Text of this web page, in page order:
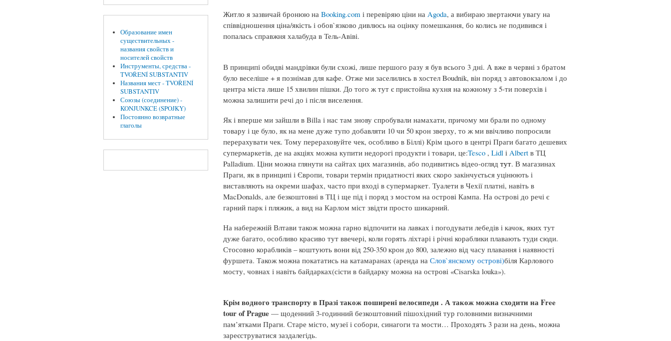
Образование имен
существительных -
названия свойств и
носителей свойств
Инструменты, средства -
TVOŘENÍ SUBSTANTIV
Названия мест - TVOŘENÍ
SUBSTANTIV
Союзы (соединение) -
KONJUNKCE (SPOJKY)
Постоянно возвратные
глаголы
Житло я зазвичай бронюю на Booking.com і перевіряю ціни на Agoda, а вибираю звертаючи увагу на
співвідношення ціна/якість і обов`язково дивлюсь на оцінку помешкання, бо колись не подивився і
попалась справжня халабуда в Тель-Авіві.
В принципі обидві мандрівки були схожі, лише першого разу я був всього 3 дні. А вже в червні з братом
було веселіше + я познімав для кафе. Отже ми заселились в хостел Boudnik, він поряд з автовокзалом і до
центра міста лише 15 хвилин пішки. До того ж тут є пристойна кухня на кожному з 5-ти поверхів і
можна залишити речі до і після виселення.
Як і вперше ми зайшли в Billa і нас там знову спробували намахати, причому ми брали по одному
товару і це було, як на мене дуже тупо добавляти 10 чи 50 крон зверху, то ж ми ввічливо попросили
перерахувати чек. Тому перераховуйте чек, особливо в Біллі) Крім цього в центрі Праги багато дешевих
супермаркетів, де на акціях можна купити недорогі продукти і товари, це:Tesco , Lidl і Albert в ТЦ
Palladium. Ціни можна глянути на сайтах цих магазинів, або подивитись відео-огляд тут. В магазинах
Праги, як в принципі і Європи, товари термін придатності яких скоро закінчується уцінюють і
виставляють на окреми шафах, часто при вході в супермаркет. Туалети в Чехії платні, навіть в
MacDonalds, але безкоштовні в ТЦ і ще під і поряд з мостом на острові Кампа. На оcтрові до речі є
гарний парк і пляжик, а вид на Карлом міст звідти просто шикарний.
На набережній Влтави також можна гарно відпочити на лавках і погодувати лебедів і качок, яких тут
дуже багато, особливо красиво тут ввечері, коли горять ліхтарі і річні кораблики плавають туди сюди.
Стосовно корабликів – коштують вони від 250-350 крон до 800, залежно від часу плавання і наявності
фуршета. Також можна покататись на катамаранах (аренда на Слов`янскому острові)біля Карлового
мосту, човнах і навіть байдарках(сісти в байдарку можна на острові «Cisarska louka»).
Крім водного транспорту в Празі також поширені велосипеди . А також можна сходити на Free
tour of Prague — щоденний 3-годинний безкоштовний пішохідний тур головними визначними
пам’ятками Праги. Старе місто, музеї і собори, синагоги та мости… Проходять 3 рази на день, можна
зареєструватися заздалегідь.